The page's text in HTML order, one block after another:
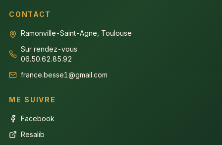
CONTACT
Ramonville-Saint-Agne, Toulouse
Sur rendez-vous
06.50.62.85.92
france.besse1@gmail.com
ME SUIVRE
Facebook
Resalib